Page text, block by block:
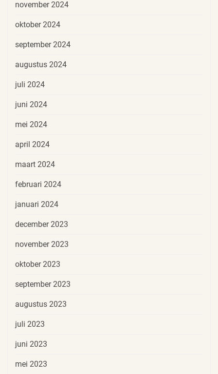
november 2024
oktober 2024
september 2024
augustus 2024
juli 2024
juni 2024
mei 2024
april 2024
maart 2024
februari 2024
januari 2024
december 2023
november 2023
oktober 2023
september 2023
augustus 2023
juli 2023
juni 2023
mei 2023